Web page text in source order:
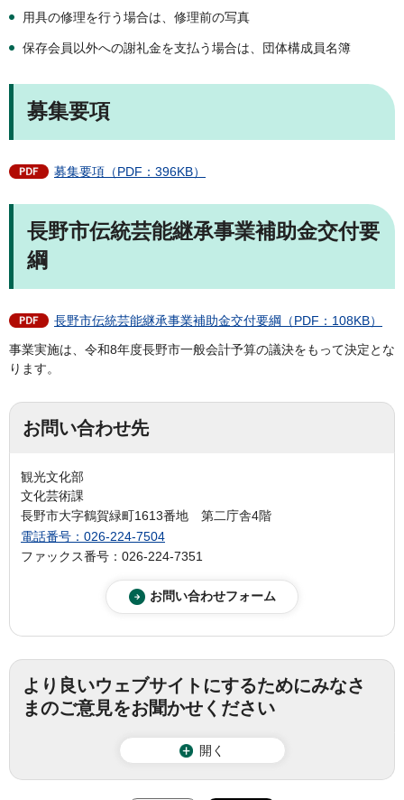
用具の修理を行う場合は、修理前の写真
保存会員以外への謝礼金を支払う場合は、団体構成員名簿
募集要項
募集要項（PDF：396KB）
長野市伝統芸能継承事業補助金交付要
綱
長野市伝統芸能継承事業補助金交付要綱（PDF：108KB）
事業実施は、令和8年度長野市一般会計予算の議決をもって決定とな
ります。
お問い合わせ先
観光文化部
文化芸術課
長野市大字鶴賀緑町1613番地 第二庁舎4階
電話番号：026-224-7504
ファックス番号：026-224-7351
より良いウェブサイトにするためにみなさ
まのご意見をお聞かせください
開く